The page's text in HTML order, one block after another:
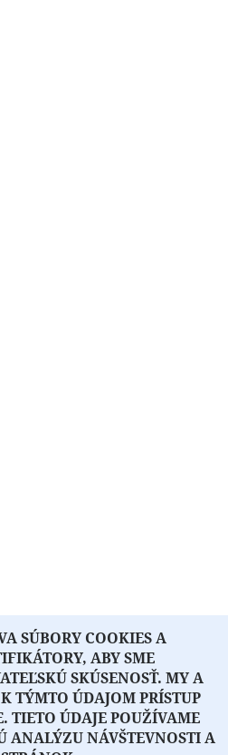
SPONZORI KONTAKT
SÚBORY COOKIES A
ABY SME
SKÚSENOSŤ. MY A
TÝMTO ÚDAJOM PRÍSTUP
TIETO ÚDAJE POUŽÍVAME
ANALÝZU NÁVŠTEVNOSTI A